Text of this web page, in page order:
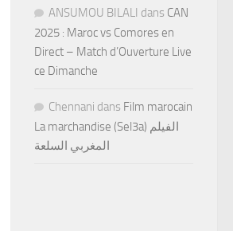
ANSUMOU BILALI dans CAN
2025 : Maroc vs Comores en
Direct – Match d’Ouverture Live
ce Dimanche
Chennani dans Film marocain
La marchandise (Sel3a) الفيلم
المغربي السلعة